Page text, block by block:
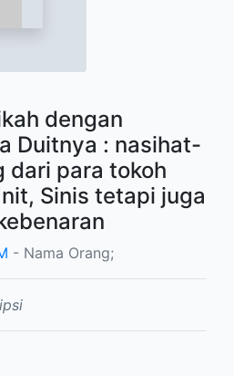
dengan
Duitnya : nasihat-
dari para tokoh
Sinis tetapi juga
- Nama Orang;